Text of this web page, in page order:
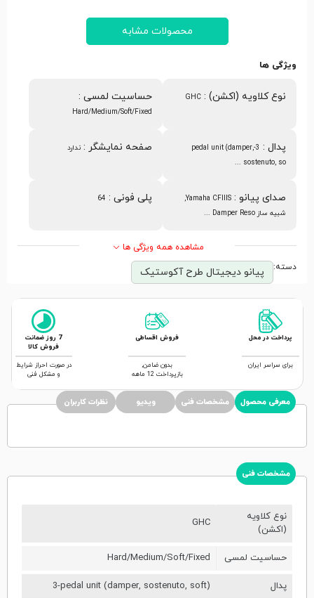
محصولات مشابه
ویژگی ها
نوع کلاویه (اکشن) :
GHC حساسیت لمسی :
Hard/Medium/Soft/Fixed
پدال :
3-pedal unit (damper,
sostenuto, so ...
صفحه نمایشگر :ندارد
صدای پیانو :
Yamaha CFIIIS,
شبیه ساز Damper Reso ...
پلی فونی :
64
مشاهده همه ویژگی ها
دسته: پیانو دیجیتال طرح آکوستیک
پرداخت در محل
برای سراسر ایران
فروش اقساطی
بدون ضامن,
بازپرداخت 12 ماهه
7 روز ضمانت
فروش کالا
در صورت احراز شرایط
و مشکل فنی
معرفی محصول مشخصات فنی ویدیو نظرات کاربران
مشخصات فنی
نوع کلاویه
(اکشن)
GHC
حساسیت لمسی Hard/Medium/Soft/Fixed
پدال 3-pedal unit (damper, sostenuto, soft)